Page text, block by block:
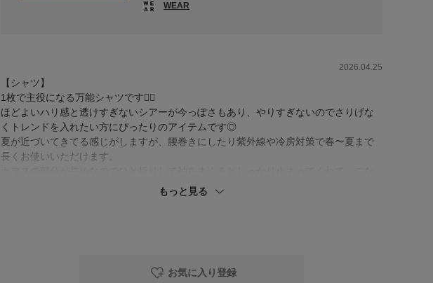
WEAR
2026.04.25
【シャツ】
1枚で主役になる万能シャツです💁‍♀️
ほどよいハリ感と透けすぎないシアーが今っぽさもあり、やりすぎないのでさりげな
くトレンドを入れたい方にぴったりのアイテムです◎
夏が近づいてきてる感じがしますが、腰巻きにしたり紫外線や冷房対策で春〜夏まで
長くお使いいただけます。
もっと見る
お気に入り登録